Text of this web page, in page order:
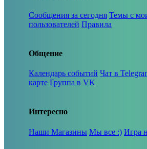
Сообщения за сегодня Темы с
пользователей Правила
Общение
Календарь событий Чат в
карте Группа в VK
Интересно
Наши Магазины Мы все :) Игра